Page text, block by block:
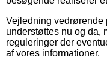
Vejledning vedrørende
understøttes nu og da,
reguleringer der
af vores informationer.